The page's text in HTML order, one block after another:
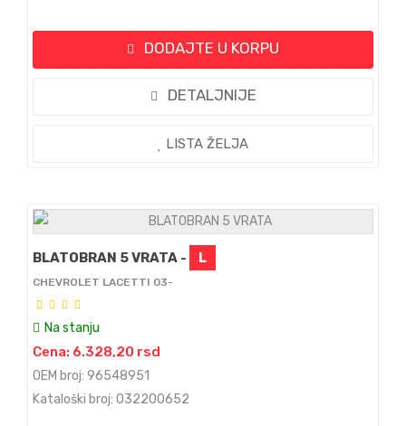
DODAJTE U KORPU
DETALJNIJE
LISTA ŽELJA
BLATOBRAN 5 VRATA - L
CHEVROLET LACETTI 03-
Na stanju
Cena: 6.328,20 rsd
OEM broj: 96548951
Kataloški broj: 032200652